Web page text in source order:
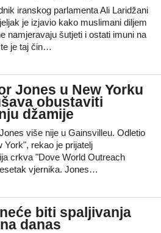
iranskog parlamenta Ali Laridžani
je izjavio kako muslimani diljem
namjeravaju šutjeti i ostati imuni na
je taj čin…
Jones u New Yorku
obustaviti
džamije
više nije u Gainsvilleu. Odletio
York", rekao je prijatelj
crkva "Dove World Outreach
vjernika. Jones…
biti spaljivanja
danas